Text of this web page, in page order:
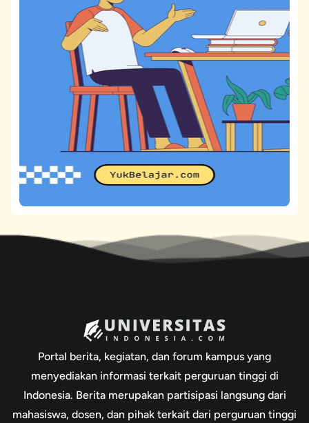
Portal berita, kegiatan, dan forum kampus yang
menyediakan informasi terkait perguruan tinggi di
Indonesia. Berita merupakan partisipasi langsung dari
mahasiswa, dosen, dan pihak terkait dari perguruan tinggi